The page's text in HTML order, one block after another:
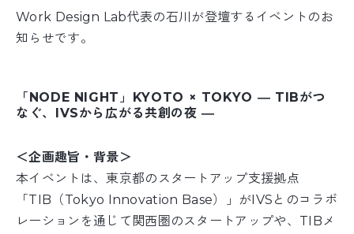
Work Design Lab代表の石川が登壇するイベントのお
知らせです。
「NODE NIGHT」KYOTO × TOKYO ― TIBがつ
なぐ、IVSから広がる共創の夜 ―
＜企画趣旨・背景＞
本イベントは、東京都のスタートアップ支援拠点
「TIB（Tokyo Innovation Base）」がIVSとのコラボ
レーションを通じて関西圏のスタートアップや、TIBメ